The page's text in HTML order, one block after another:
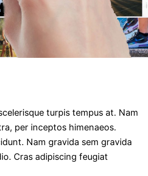
turpis tempus at. Nam
per inceptos himenaeos.
Nam gravida sem gravida
Cras adipiscing feugiat